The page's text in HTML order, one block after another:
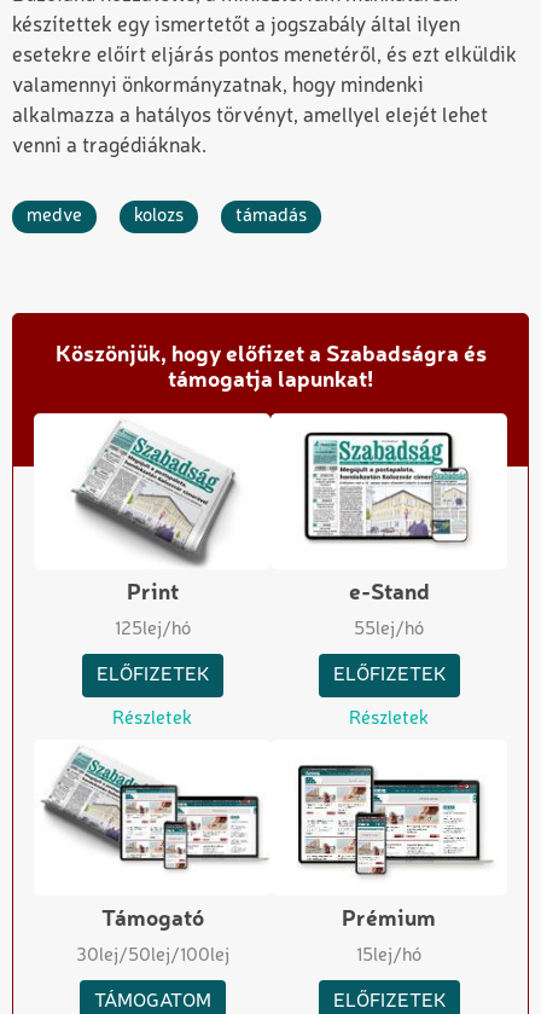
készítettek egy ismertetőt a jogszabály által ilyen
esetekre előírt eljárás pontos menetéről, és ezt elküldik
valamennyi önkormányzatnak, hogy mindenki
alkalmazza a hatályos törvényt, amellyel elejét lehet
venni a tragédiáknak.
medve kolozs támadás
Köszönjük, hogy előfizet a Szabadságra és
támogatja lapunkat!
Print
125lej/hó
ELŐFIZETEK
Részletek
e-Stand
55lej/hó
ELŐFIZETEK
Részletek
Támogató
30lej/50lej/100lej
TÁMOGATOM
Prémium
15lej/hó
ELŐFIZETEK